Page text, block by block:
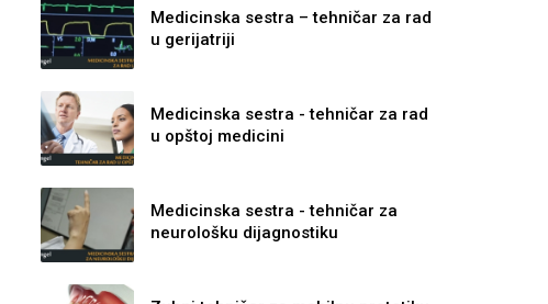
Medicinska sestra – tehničar za rad
u gerijatriji
Medicinska sestra - tehničar za rad
u opštoj medicini
Medicinska sestra - tehničar za
neurološku dijagnostiku